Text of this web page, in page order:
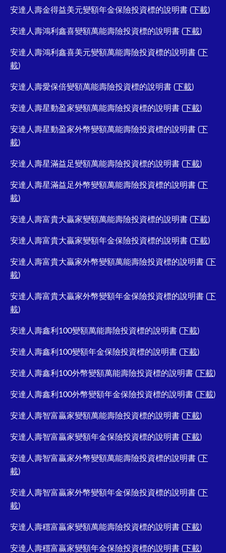
安達人壽金得益美元變額年金保險投資標的說明書 ( 下載)
安達人壽鴻利鑫喜變額萬能壽險投資標的說明書 ( 下載)
安達人壽鴻利鑫喜美元變額萬能壽險投資標的說明書 ( 下
載)
安達人壽愛保倍變額萬能壽險投資標的說明書 ( 下載)
安達人壽星動盈家變額萬能壽險投資標的說明書 ( 下載)
安達人壽星動盈家外幣變額萬能壽險投資標的說明書 ( 下
載)
安達人壽星滿益足變額萬能壽險投資標的說明書 ( 下載)
安達人壽星滿益足外幣變額萬能壽險投資標的說明書 ( 下
載)
安達人壽富貴大贏家變額萬能壽險投資標的說明書 ( 下載)
安達人壽富貴大贏家變額年金保險投資標的說明書 ( 下載)
安達人壽富貴大贏家外幣變額萬能壽險投資標的說明書 ( 下
載)
安達人壽富貴大贏家外幣變額年金保險投資標的說明書 ( 下
載)
安達人壽鑫利100變額萬能壽險投資標的說明書 ( 下載)
安達人壽鑫利100變額年金保險投資標的說明書 ( 下載)
安達人壽鑫利100外幣變額萬能壽險投資標的說明書 ( 下載)
安達人壽鑫利100外幣變額年金保險投資標的說明書 ( 下載)
安達人壽智富贏家變額萬能壽險投資標的說明書 ( 下載)
安達人壽智富贏家變額年金保險投資標的說明書 ( 下載)
安達人壽智富贏家外幣變額萬能壽險投資標的說明書 ( 下
載)
安達人壽智富贏家外幣變額年金保險投資標的說明書 ( 下
載)
安達人壽穩富贏家變額萬能壽險投資標的說明書 ( 下載)
安達人壽穩富贏家變額年金保險投資標的說明書 ( 下載)